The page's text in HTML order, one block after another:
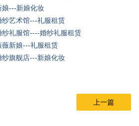
娘---新娘化妆
纱艺术馆---礼服租赁
纱礼服馆----婚纱礼服租赁
薇新娘---礼服租赁
纱旗舰店---新娘化妆
上一篇